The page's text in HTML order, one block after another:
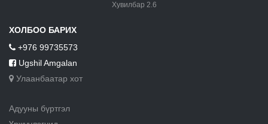
Хувилбар 2.6
ХОЛБОО БАРИХ
+976 99735573
Ugshil Amgalan
Улаанбаатар хот
Адууны бүртгэл